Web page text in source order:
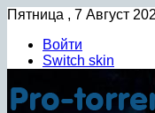
Пятница , 7 Август
Войти
Switch skin